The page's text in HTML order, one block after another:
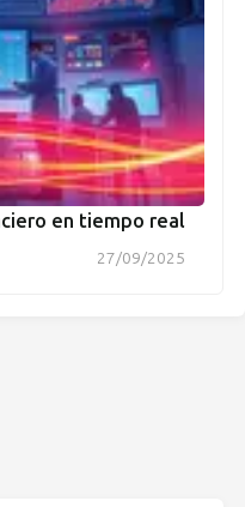
en tiempo real
27/09/2025